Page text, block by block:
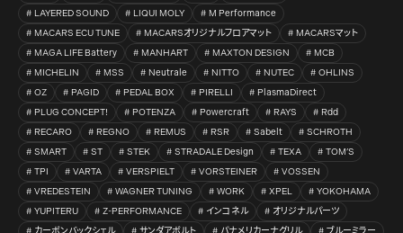
LAYERED SOUND
LIQUI MOLY
M Performance
MACARS ECU TUNE
MACARSオリジナルフロアマット
MACARSマット
MAGA LIFE Battery
MANHART MAXTON DESIGN
MCB
MICHELIN
MSS Neutrale NITTO NUTEC
OHLINS
OZ
PAGID PEDAL BOX PIRELLI
PlasmaDirect
PLUG CONCEPT!
POTENZA Powercraft RAYS
Rdd
RECARO
REGNO REMUS RSR Sabelt
SCHROTH
SMART
ST STEK STRADALE Design TEXA
TOM’S
TPI
VARTA VERSPIELT VORSTEINER
VOSSEN
VREDESTEIN
WAGNER TUNING WORK XPEL
YOKOHAMA
YUPITERU
Z-PERFORMANCE インコネル
オリジナルパーツ